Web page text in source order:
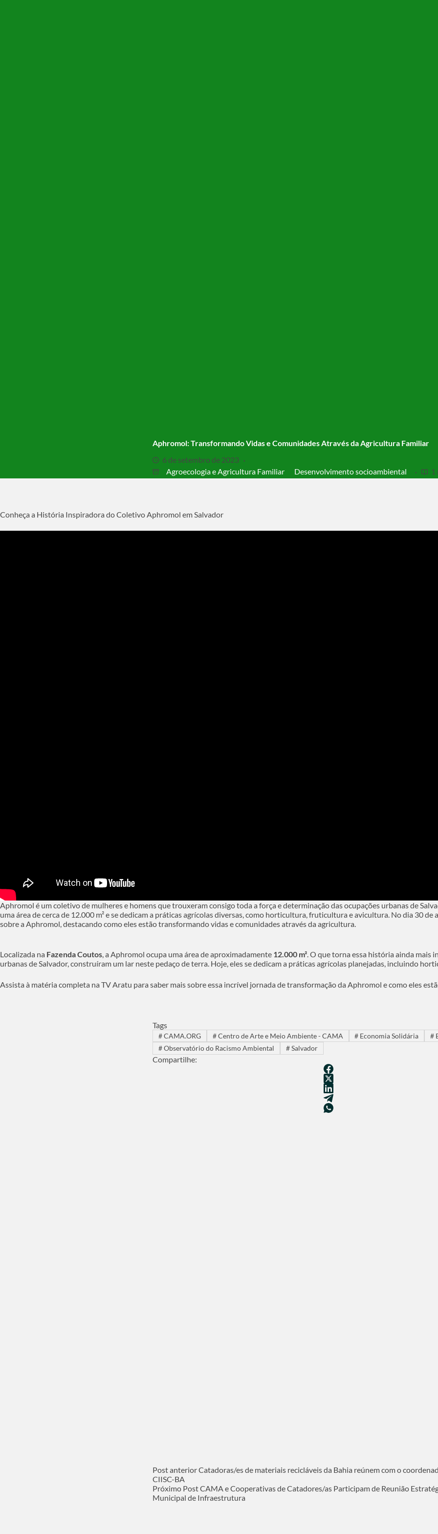
Aphromol: Transformando Vidas e Comunidades Através da Agricultura Familiar
6 de setembro de 2023
Agroecologia e Agricultura Familiar
Desenvolvimento socioambiental 1
Conheça a História Inspiradora do Coletivo Aphromol em Salvador
Aphromol é um coletivo de mulheres e homens que trouxeram consigo toda a força e determinação das ocupações urbanas de
uma área de cerca de 12.000 m² e se dedicam a práticas agrícolas diversas, como horticultura, fruticultura e avicultura. No dia 30 de
sobre a Aphromol, destacando como eles estão transformando vidas e comunidades através da agricultura.
Localizada na Fazenda Coutos , a Aphromol ocupa uma área de aproximadamente 12.000 m² . O que torna essa história ainda mais
urbanas de Salvador, construíram um lar neste pedaço de terra. Hoje, eles se dedicam a práticas agrícolas planejadas, incluindo
Assista à matéria completa na TV Aratu para saber mais sobre essa incrível jornada de transformação da Aphromol e como eles
Tags
#CAMA.ORG #Centro de Arte e Meio Ambiente - CAMA # Economia Solidária #
#Observatório do Racismo Ambiental #Salvador
Compartilhe:
PostanteriorCatadoras/es de materiais recicláveis da Bahia reúnem com o
CIISC-BA
Próximo PostCAMA e Cooperativas de Catadores/as Participam de Reunião
Municipal de Infraestrutura